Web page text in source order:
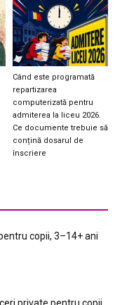
Când este programată
repartizarea
computerizată pentru
admiterea la liceu 2026.
Ce documente trebuie să
conțină dosarul de
înscriere
copii, 3–14+ ani